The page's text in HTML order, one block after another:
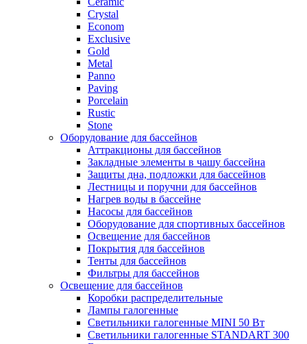
Crystal
Econom
Exclusive
Gold
Metal
Panno
Paving
Porcelain
Rustic
Stone
Оборудование для бассейнов
Аттракционы для бассейнов
Закладные элементы в чашу бассейна
Защиты дна, подложки для бассейнов
Лестницы и поручни для бассейнов
Нагрев воды в бассейне
Насосы для бассейнов
Оборудование для спортивных бассейнов
Освещение для бассейнов
Покрытия для бассейнов
Тенты для бассейнов
Фильтры для бассейнов
Освещение для бассейнов
Коробки распределительные
Лампы галогенные
Светильники галогенные MINI 50 Вт
Светильники галогенные STANDART 300